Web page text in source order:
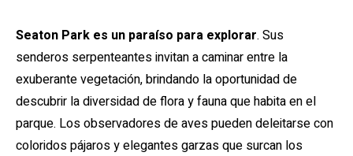
Seaton Park es un paraíso para explorar. Sus
senderos serpenteantes invitan a caminar entre la
exuberante vegetación, brindando la oportunidad de
descubrir la diversidad de flora y fauna que habita en el
parque. Los observadores de aves pueden deleitarse con
coloridos pájaros y elegantes garzas que surcan los